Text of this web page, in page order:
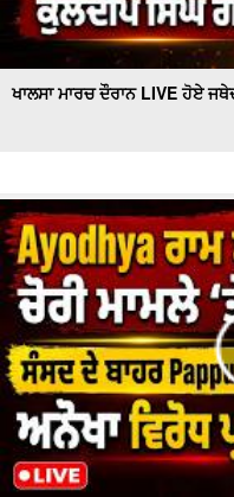
ਖਾਲਸਾ ਮਾਰਚ ਦੌਰਾਨ LIVE ਹੋਏ